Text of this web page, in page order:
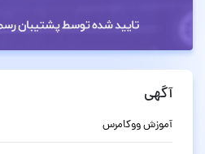
آگهی
آموزش ووکامرس